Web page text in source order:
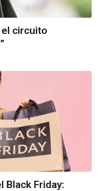
el circuito
Black Friday: